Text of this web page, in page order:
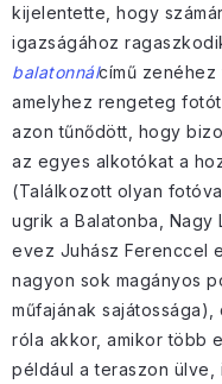
kijelentette, hogy
igazságához
balatonnálcímű zenéhez
amelyhez rengeteg
azon tűnődött, hogy
az egyes alkotókat a
(Találkozott olyan
ugrik a Balatonba,
evez Juhász Ferenccel
nagyon sok magányos
műfajának
róla akkor, amikor több
például a teraszon ülve,